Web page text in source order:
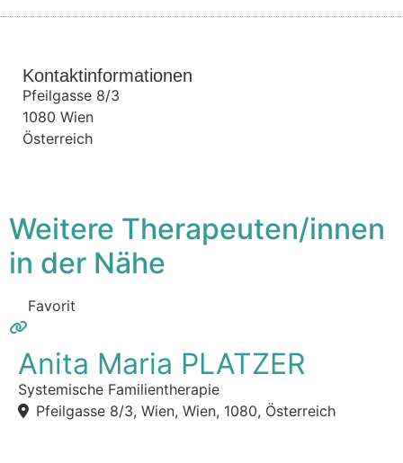
Kontaktinformationen
Pfeilgasse 8/3
1080 Wien
Österreich
Weitere Therapeuten/innen
in der Nähe
Favorit
Anita Maria PLATZER
Systemische Familientherapie
Pfeilgasse 8/3, Wien, Wien, 1080, Österreich